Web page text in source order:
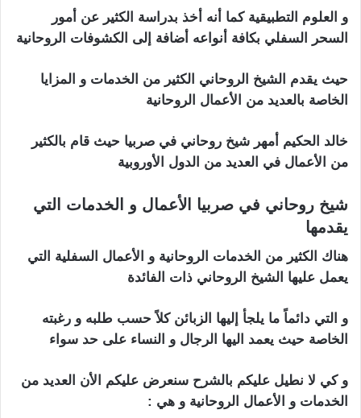
و العلوم التطبيقية كما أنه أخذ بدراسة الكثير عن أمور
السحر السفلي بكافة أنواعه أضافة إلى الكشوفات الروحانية
حيث يقدم الشيخ الروحاني الكثير من الخدمات و المزايا
الخاصة بالعديد من الأعمال الروحانية
خالد الحكيم أمهر شيخ روحاني في صربيا حيث قام بالكثير
من الأعمال في العديد من الدول الأوروبية
شيخ روحاني في صربيا الأعمال و الخدمات التي
يقدمها
هناك الكثير من الخدمات الروحانية و الأعمال السفلية التي
يعمل عليها الشيخ الروحاني ذات الفائدة
و التي دائماً ما يلجأ إليها الزبائن كلاً حسب طلبه و رغبته
الخاصة حيث يعمد اليها الرجال و النساء على حد سواء
و كي لا نطيل عليكم بالشرح سنعرض عليكم الأن العديد من
الخدمات و الأعمال الروحانية و هي :